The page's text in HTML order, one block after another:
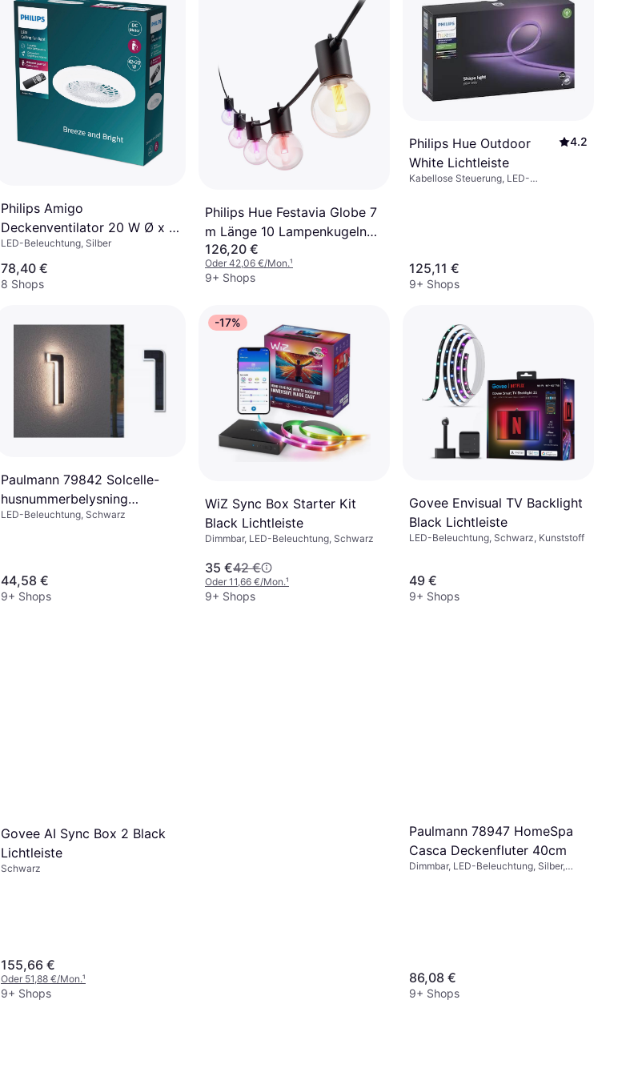
Philips Amigo
Deckenventilator 20 W Ø x H
490 mm x 137 mm
LED-Beleuchtung, Silber
78,40 €
8 Shops
Philips Hue Festavia Globe 7
m Länge 10 Lampenkugeln
Lichterkette
126,20 €
Oder 42,06 €/Mon.¹
9+ Shops
Philips Hue Outdoor
White Lichtleiste
4.2
Kabellose Steuerung, LED-
125,11 €
9+ Shops
Paulmann 79842 Solcelle-
husnummerbelysning
Lichtleiste
LED-Beleuchtung, Schwarz
44,58 €
9+ Shops
-17%
WiZ Sync Box Starter Kit
Black Lichtleiste
Dimmbar, LED-Beleuchtung, Schwarz
35 €42 €
Oder 11,66 €/Mon.¹
9+ Shops
Govee Envisual TV Backlight
Black Lichtleiste
LED-Beleuchtung, Schwarz, Kunststoff
49 €
9+ Shops
Govee AI Sync Box 2 Black
Lichtleiste
Schwarz
155,66 €
Oder 51,88 €/Mon.¹
9+ Shops
Paulmann 78947 HomeSpa
Casca Deckenfluter 40cm
Dimmbar, LED-Beleuchtung, Silber,
86,08 €
9+ Shops